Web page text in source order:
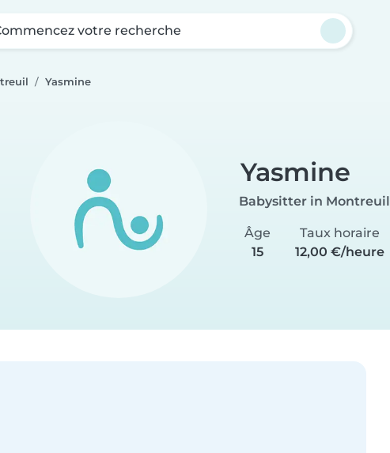
votre recherche
Yasmine
Yasmine
Babysitter in Montreuil
Âge
15
Taux horaire
12,00 €/heure